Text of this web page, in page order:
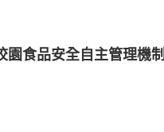
園食品安全自主管理機制